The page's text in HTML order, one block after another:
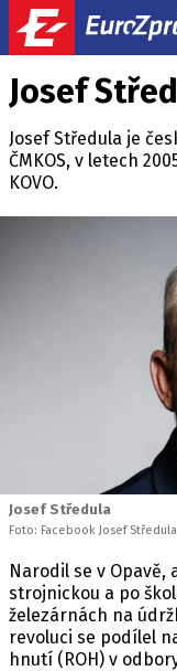
Josef
Josef Středula je
ČMKOS, v letech
KOVO.
Josef Středula
Foto: Facebook Josef Středula
Narodil se v Opavě,
strojnickou a po
železárnách na
revoluci se podílel
hnutí (ROH) v